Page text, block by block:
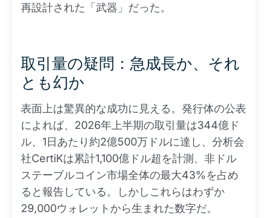
再設計された「武器」だった。
取引量の疑問：急成長か、それ
とも幻か
表面上は驚異的な成功に見える。発行体の公表
によれば、2026年上半期の取引量は344億ド
ル、1日あたり約2億500万ドルに達し、分析会
社CertiKは累計1,100億ドル超を計測、非ドル
ステーブルコイン市場全体の最大43%を占め
ると報告している。しかしこれらはわずか
29,000ウォレットから生まれた数字だ。